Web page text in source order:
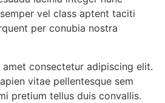
vel class aptent taciti
per conubia nostra
consectetur adipiscing elit.
vitae pellentesque sem
pretium tellus duis convallis.